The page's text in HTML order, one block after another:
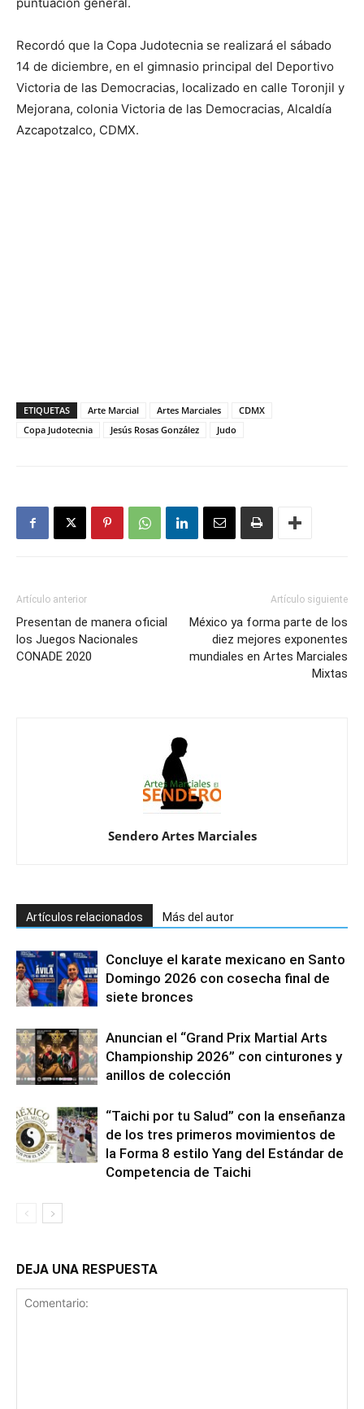
puntuación general.
Recordó que la Copa Judotecnia se realizará el sábado
14 de diciembre, en el gimnasio principal del Deportivo
Victoria de las Democracias, localizado en calle Toronjil y
Mejorana, colonia Victoria de las Democracias, Alcaldía
Azcapotzalco, CDMX.
ETIQUETAS Arte Marcial Artes Marciales
CDMX
Copa Judotecnia
Jesús Rosas González Judo
Artículo anterior
Presentan de manera oficial
los Juegos Nacionales
CONADE 2020
Artículo siguiente
México ya forma parte de los
diez mejores exponentes
mundiales en Artes Marciales
Mixtas
Sendero Artes Marciales
Artículos relacionados Más del autor
Concluye el karate mexicano en Santo
Domingo 2026 con cosecha final de
siete bronces
Anuncian el “Grand Prix Martial Arts
Championship 2026” con cinturones y
anillos de colección
“Taichi por tu Salud” con la enseñanza
de los tres primeros movimientos de
la Forma 8 estilo Yang del Estándar de
Competencia de Taichi
DEJA UNA RESPUESTA